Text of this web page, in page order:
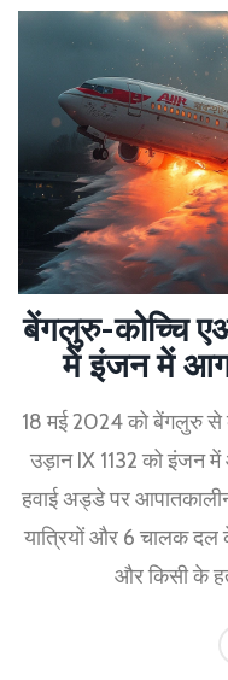
बेंगलुरु-कोच्चि
में इंजन में
18 मई 2024 को बेंगलुरु से
उड़ान IX 1132 को इंजन में
हवाई अड्डे पर
यात्रियों और 6 चालक दल
और किसी के